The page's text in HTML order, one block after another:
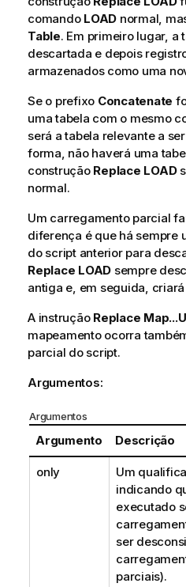
comando LOAD normal,
Table. Em primeiro lugar, a
descartada e depois
armazenados como uma
Se o prefixo Concatenate
uma tabela com o mesmo
será a tabela relevante a
forma, não haverá uma
construção Replace LOAD
normal.
Um carregamento parcial
diferença é que há sempre
do script anterior para
Replace LOAD sempre
antiga e, em seguida,
A instrução Replace
mapeamento ocorra
parcial do script.
Argumentos:
Argumentos
Argumento Descrição
only
Um
indicando
executado
ser
parciais).